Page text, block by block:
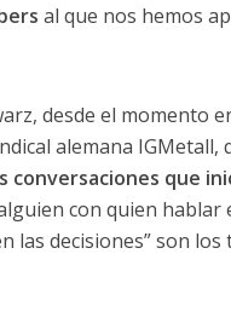
al que nos hemos
desde el momento
alemana IGMetall,
conversaciones que
con quien hablar
decisiones” son los